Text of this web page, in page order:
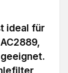
ideal für